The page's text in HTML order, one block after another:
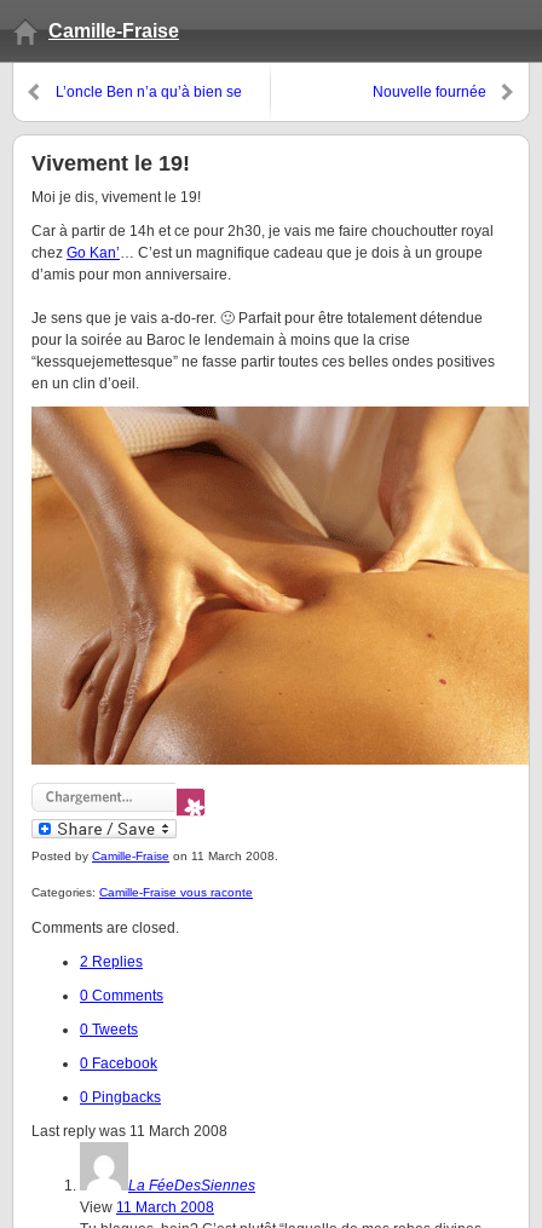
Camille-Fraise
L’oncle Ben n’a qu’à bien se
Nouvelle fournée
Vivement le 19!
Moi je dis, vivement le 19!
Car à partir de 14h et ce pour 2h30, je vais me faire chouchoutter royal
chez Go Kan’… C’est un magnifique cadeau que je dois à un groupe
d’amis pour mon anniversaire.
Je sens que je vais a-do-rer. 🙂 Parfait pour être totalement détendue
pour la soirée au Baroc le lendemain à moins que la crise
“kessquejemettesque” ne fasse partir toutes ces belles ondes positives
en un clin d’oeil.
Posted by Camille-Fraise on 11 March 2008.
Categories: Camille-Fraise vous raconte
Comments are closed.
2 Replies
0 Comments
0 Tweets
0 Facebook
0 Pingbacks
Last reply was 11 March 2008
La FéeDesSiennes
View 11 March 2008